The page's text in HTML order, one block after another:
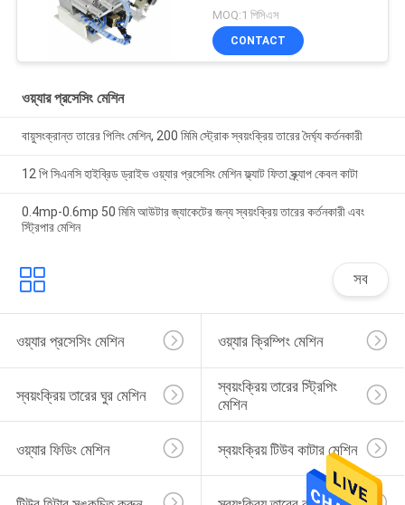
MOQ:1 পিসিএস
CONTACT
ওয়্যার প্রসেসিং মেশিন
বায়ুসংক্রান্ত তারের পিলিং মেশিন, 200 মিমি স্ট্রোক স্বয়ংক্রিয় তারের দৈর্ঘ্য কর্তনকারী
12 পি সিএনসি হাইব্রিড ড্রাইভ ওয়্যার প্রসেসিং মেশিন ফ্ল্যাট ফিতা স্ক্র্যাপ কেবল কাটা
0.4mp-0.6mp 50 মিমি আউটার জ্যাকেটের জন্য স্বয়ংক্রিয় তারের কর্তনকারী এবং
স্ট্রিপার মেশিন
সব
ওয়্যার প্রসেসিং মেশিন ওয়্যার ক্রিম্পিং মেশিন
স্বয়ংক্রিয় তারের ঘুর মেশিন
স্বয়ংক্রিয় তারের স্ট্রিপিং
মেশিন
ওয়্যার ফিডিং মেশিন স্বয়ংক্রিয় টিউব কাটার মেশিন